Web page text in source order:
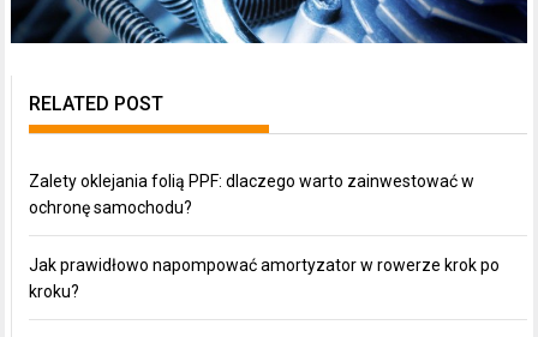
RELATED POST
Zalety oklejania folią PPF: dlaczego warto zainwestować w
ochronę samochodu?
Jak prawidłowo napompować amortyzator w rowerze krok po
kroku?